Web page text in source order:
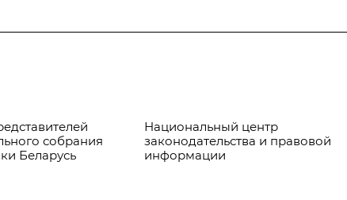
собрания
Беларусь
Национальный центр
законодательства и правовой
информации